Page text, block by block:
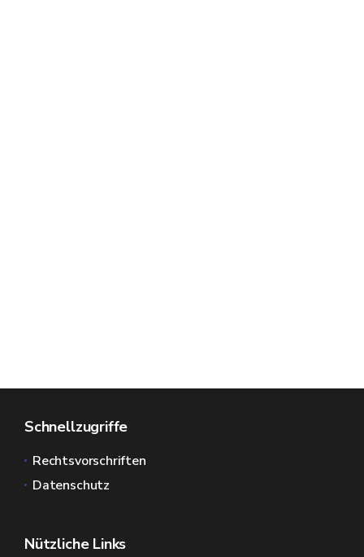
Schnellzugriffe
Rechtsvorschriften
Datenschutz
Nützliche Links